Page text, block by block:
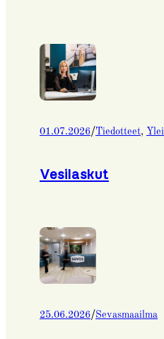
01.07.2026/Tiedotteet,
Vesilaskut
25.06.2026/Sevasmaailma